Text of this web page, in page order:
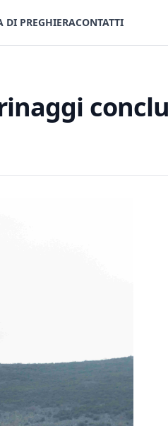
DI PREGHIERACONTATTI